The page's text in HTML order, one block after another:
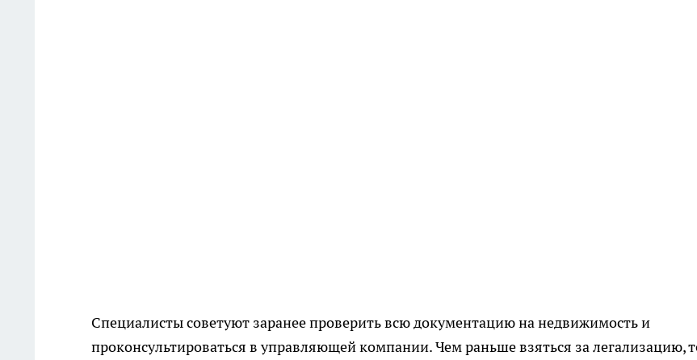
Специалисты советуют заранее проверить всю документацию на недвижимость и
проконсультироваться в управляющей компании. Чем раньше взяться за легализацию,